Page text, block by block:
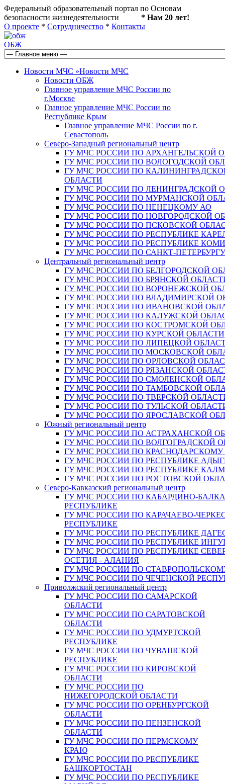
Федеральный образовательный портал по Основам
безопасности жизнедеятельности * Нам 20 лет!
О проекте * Сотрудничество * Контакты
ОБЖ
Новости МЧС »Новости МЧС
Новости ОБЖ
Главное управление МЧС России по
г.Москве
Главное управление МЧС России по
Республике Крым
Главное управление МЧС России по г.
Севастополь
Северо-Западный региональный центр
ГУ МЧС РОССИИ ПО АРХАНГЕЛЬСКОЙ
ГУ МЧС РОССИИ ПО ВОЛОГОДСКОЙ
ГУ МЧС РОССИИ ПО
ОБЛАСТИ
ГУ МЧС РОССИИ ПО ЛЕНИНГРАДСКОЙ
ГУ МЧС РОССИИ ПО МУРМАНСКОЙ
ГУ МЧС РОССИИ ПО НЕНЕЦКОМУ АО
ГУ МЧС РОССИИ ПО НОВГОРОДСКОЙ
ГУ МЧС РОССИИ ПО ПСКОВСКОЙ
ГУ МЧС РОССИИ ПО РЕСПУБЛИКЕ
ГУ МЧС РОССИИ ПО РЕСПУБЛИКЕ КОМИ
ГУ МЧС РОССИИ ПО САНКТ-ПЕТЕРБУРГУ
Центральный региональный центр
ГУ МЧС РОССИИ ПО БЕЛГОРОДСКОЙ
ГУ МЧС РОССИИ ПО БРЯНСКОЙ
ГУ МЧС РОССИИ ПО ВОРОНЕЖСКОЙ
ГУ МЧС РОССИИ ПО ВЛАДИМИРСКОЙ
ГУ МЧС РОССИИ ПО ИВАНОВСКОЙ
ГУ МЧС РОССИИ ПО КАЛУЖСКОЙ
ГУ МЧС РОССИИ ПО КОСТРОМСКОЙ
ГУ МЧС РОССИИ ПО КУРСКОЙ ОБЛАСТИ
ГУ МЧС РОССИИ ПО ЛИПЕЦКОЙ
ГУ МЧС РОССИИ ПО МОСКОВСКОЙ
ГУ МЧС РОССИИ ПО ОРЛОВСКОЙ
ГУ МЧС РОССИИ ПО РЯЗАНСКОЙ
ГУ МЧС РОССИИ ПО СМОЛЕНСКОЙ
ГУ МЧС РОССИИ ПО ТАМБОВСКОЙ
ГУ МЧС РОССИИ ПО ТВЕРСКОЙ
ГУ МЧС РОССИИ ПО ТУЛЬСКОЙ
ГУ МЧС РОССИИ ПО ЯРОСЛАВСКОЙ
Южный региональный центр
ГУ МЧС РОССИИ ПО АСТРАХАНСКОЙ
ГУ МЧС РОССИИ ПО ВОЛГОГРАДСКОЙ
ГУ МЧС РОССИИ ПО
ГУ МЧС РОССИИ ПО РЕСПУБЛИКЕ
ГУ МЧС РОССИИ ПО РЕСПУБЛИКЕ
ГУ МЧС РОССИИ ПО РОСТОВСКОЙ
Северо-Кавказский региональный центр
ГУ МЧС РОССИИ ПО КАБАРДИНО-
РЕСПУБЛИКЕ
ГУ МЧС РОССИИ ПО КАРАЧАЕВО-
РЕСПУБЛИКЕ
ГУ МЧС РОССИИ ПО РЕСПУБЛИКЕ
ГУ МЧС РОССИИ ПО РЕСПУБЛИКЕ
ГУ МЧС РОССИИ ПО РЕСПУБЛИКЕ
ОСЕТИЯ - АЛАНИЯ
ГУ МЧС РОССИИ ПО
ГУ МЧС РОССИИ ПО ЧЕЧЕНСКОЙ
Приволжский региональный центр
ГУ МЧС РОССИИ ПО САМАРСКОЙ
ОБЛАСТИ
ГУ МЧС РОССИИ ПО САРАТОВСКОЙ
ОБЛАСТИ
ГУ МЧС РОССИИ ПО УДМУРТСКОЙ
РЕСПУБЛИКЕ
ГУ МЧС РОССИИ ПО ЧУВАШСКОЙ
РЕСПУБЛИКЕ
ГУ МЧС РОССИИ ПО КИРОВСКОЙ
ОБЛАСТИ
ГУ МЧС РОССИИ ПО
НИЖЕГОРОДСКОЙ ОБЛАСТИ
ГУ МЧС РОССИИ ПО ОРЕНБУРГСКОЙ
ОБЛАСТИ
ГУ МЧС РОССИИ ПО ПЕНЗЕНСКОЙ
ОБЛАСТИ
ГУ МЧС РОССИИ ПО ПЕРМСКОМУ
КРАЮ
ГУ МЧС РОССИИ ПО РЕСПУБЛИКЕ
БАШКОРТОСТАН
ГУ МЧС РОССИИ ПО РЕСПУБЛИКЕ